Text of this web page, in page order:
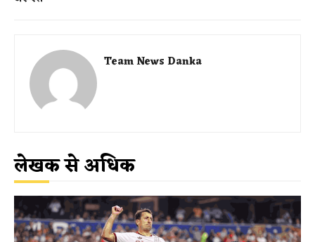
Team News Danka
लेखक से अधिक